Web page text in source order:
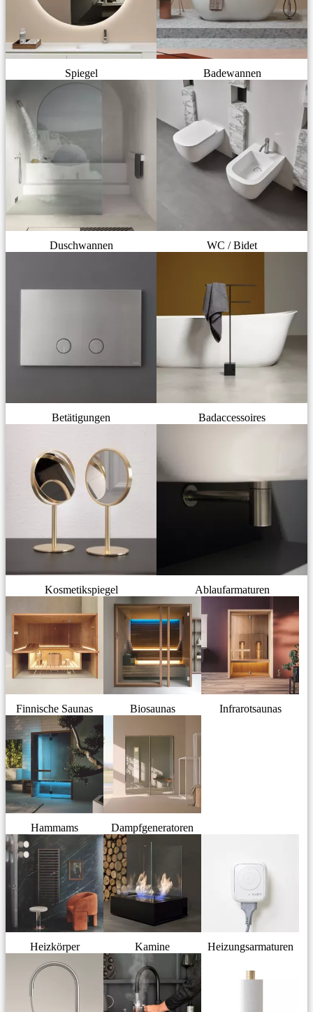
Spiegel Badewannen
Duschwannen WC / Bidet
Betätigungen Badaccessoires
Kosmetikspiegel Ablaufarmaturen
Finnische Saunas Biosaunas Infrarotsaunas
Hammams Dampfgeneratoren
Heizkörper Kamine Heizungsarmaturen